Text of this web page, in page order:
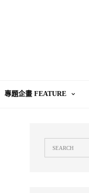
專題企畫 FEATURE